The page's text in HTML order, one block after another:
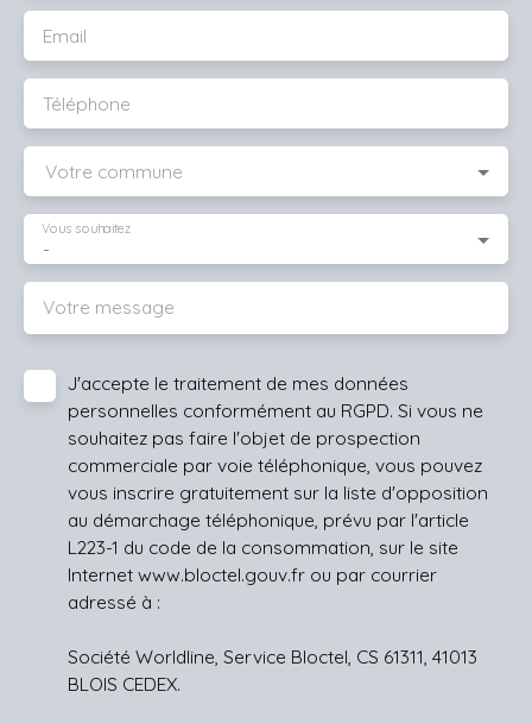
Email
Téléphone
Votre commune
-
Vous souhaitez
Votre message
J'accepte le traitement de mes données
personnelles conformément au RGPD. Si vous ne
souhaitez pas faire l'objet de prospection
commerciale par voie téléphonique, vous pouvez
vous inscrire gratuitement sur la liste d'opposition
au démarchage téléphonique, prévu par l'article
L223-1 du code de la consommation, sur le site
Internet www.bloctel.gouv.fr ou par courrier
adressé à :
Société Worldline, Service Bloctel, CS 61311, 41013
BLOIS CEDEX.